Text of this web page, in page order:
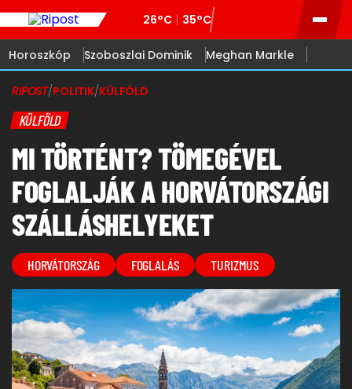
26°C 35°C
Horoszkóp Szoboszlai Dominik Meghan Markle
RIPOST/POLITIK/KÜLFÖLD
KÜLFÖLD
MI TÖRTÉNT? TÖMEGÉVEL
FOGLALJÁK A HORVÁTORSZÁGI
SZÁLLÁSHELYEKET
HORVÁTORSZÁG FOGLALÁS TURIZMUS